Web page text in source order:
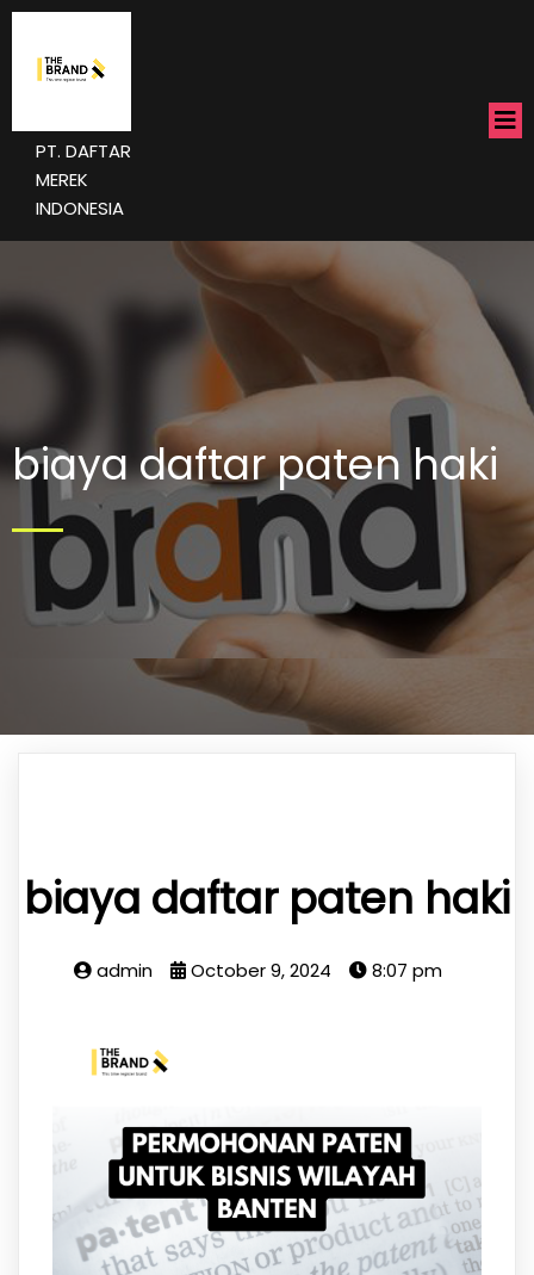
PT. DAFTAR
MEREK
INDONESIA
biaya daftar paten haki
biaya daftar paten haki
admin October 9, 2024 8:07 pm